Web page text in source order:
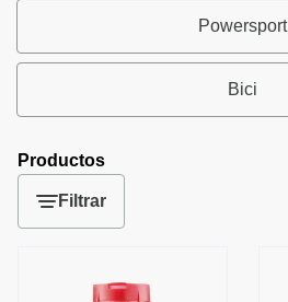
Powersport
Bici
Productos
Filtrar